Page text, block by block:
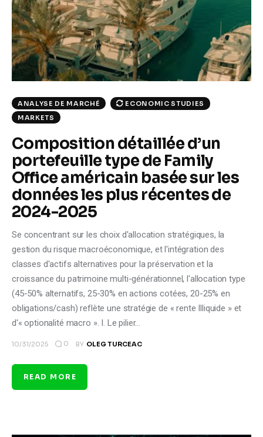
Climate
Markets
Tech
Reports
Shop
ANALYSE DE MARCHÉ
ECONOMIC STUDIES
MARKETS
Composition détaillée d’un
portefeuille type de Family
Office américain basée sur les
données les plus récentes de
2024-2025
Se concentrant sur les choix d'allocation stratégiques, la
gestion du risque macroéconomique, et l'intégration des
classes d'actifs alternatives pour la préservation et la
croissance du patrimoine multi-générationnel, l'allocation type
(45-50% alternatifs, 25-30% en actions cotées, 20-25% en
obligations/cash) reflète une stratégie de « rente Illiquide » et
d'« optionalité macro ». I. Le pilier…
10/31/2025 0 BY OLEG TURCEAC
READ MORE